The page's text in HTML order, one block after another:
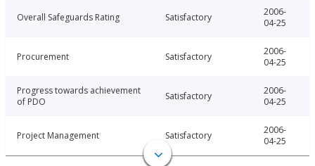
Overall Safeguards Rating Satisfactory
2006-
04-25
Procurement Satisfactory
2006-
04-25
Progress towards achievement
of PDO
Satisfactory
2006-
04-25
Project Management Satisfactory
2006-
04-25